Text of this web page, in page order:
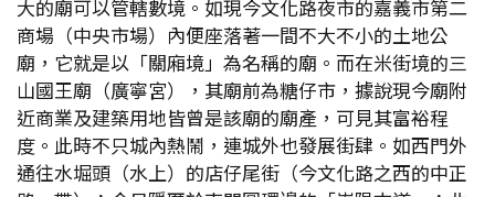
大的廟可以管轄數境。如現今文化路夜市的嘉義市第二
商場（中央市場）內便座落著一間不大不小的土地公
廟，它就是以「關廂境」為名稱的廟。而在米街境的三
山國王廟（廣寧宮），其廟前為糖仔市，據說現今廟附
近商業及建築用地皆曾是該廟的廟產，可見其富裕程
度。此時不只城內熱鬧，連城外也發展街肆。如西門外
通往水堀頭（水上）的店仔尾街（今文化路之西的中正